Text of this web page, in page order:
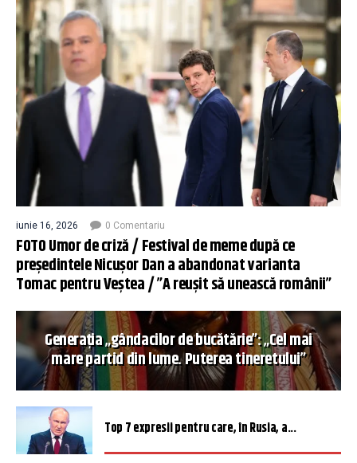
iunie 16, 2026 0 Comentariu
FOTO Umor de criză / Festival de meme după ce
președintele Nicușor Dan a abandonat varianta
Tomac pentru Veștea / ”A reușit să unească românii”
Generația „gândacilor de bucătărie”: „Cel mai
mare partid din lume. Puterea tineretului”
Top 7 expresii pentru care, în Rusia, a...